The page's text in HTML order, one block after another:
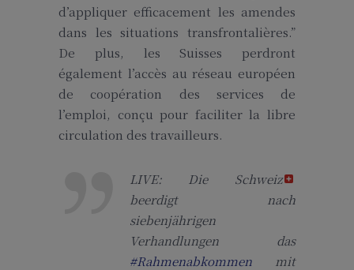
d’appliquer efficacement les amendes
dans les situations transfrontalières.”
De plus, les Suisses perdront
également l’accès au réseau européen
de coopération des services de
l’emploi, conçu pour faciliter la libre
circulation des travailleurs.
LIVE: Die Schweiz
beerdigt nach
siebenjährigen
Verhandlungen das
#Rahmenabkommen mit